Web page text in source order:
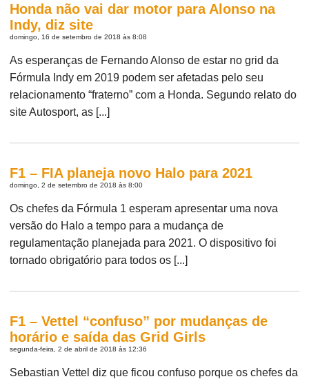
Honda não vai dar motor para Alonso na
Indy, diz site
domingo, 16 de setembro de 2018 às 8:08
As esperanças de Fernando Alonso de estar no grid da
Fórmula Indy em 2019 podem ser afetadas pelo seu
relacionamento “fraterno” com a Honda. Segundo relato do
site Autosport, as [...]
F1 – FIA planeja novo Halo para 2021
domingo, 2 de setembro de 2018 às 8:00
Os chefes da Fórmula 1 esperam apresentar uma nova
versão do Halo a tempo para a mudança de
regulamentação planejada para 2021. O dispositivo foi
tornado obrigatório para todos os [...]
F1 – Vettel “confuso” por mudanças de
horário e saída das Grid Girls
segunda-feira, 2 de abril de 2018 às 12:36
Sebastian Vettel diz que ficou confuso porque os chefes da